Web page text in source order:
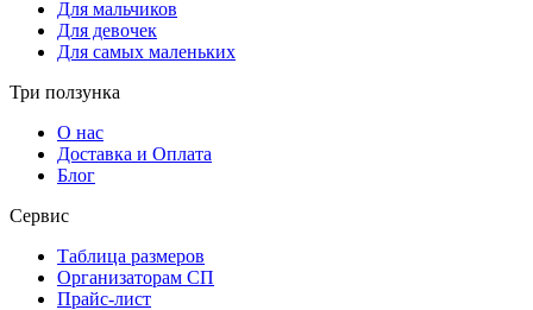
Для мальчиков
Для девочек
Для самых маленьких
Три ползунка
О нас
Доставка и Оплата
Блог
Сервис
Таблица размеров
Организаторам СП
Прайс-лист